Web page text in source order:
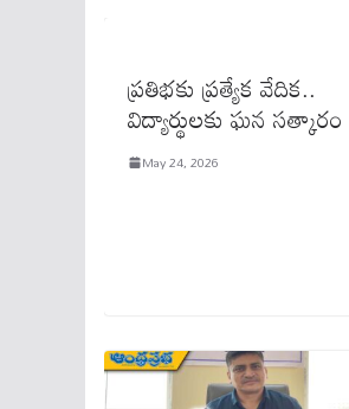
ప్రతిభకు ప్రత్యేక వేదిక..
విద్యార్థులకు ఘన సత్కారం
May 24, 2026